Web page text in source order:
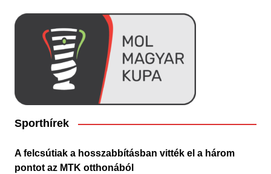
Sporthírek
A felcsútiak a hosszabbításban vitték el a három
pontot az MTK otthonából